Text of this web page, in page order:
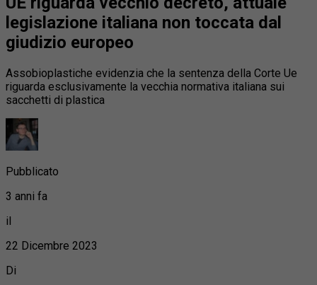
legislazione italiana non toccata dal
giudizio europeo
Assobioplastiche evidenzia che la sentenza della Corte Ue
riguarda esclusivamente la vecchia normativa italiana sui
sacchetti di plastica
Pubblicato
3 anni fa
il
22 Dicembre 2023
Di